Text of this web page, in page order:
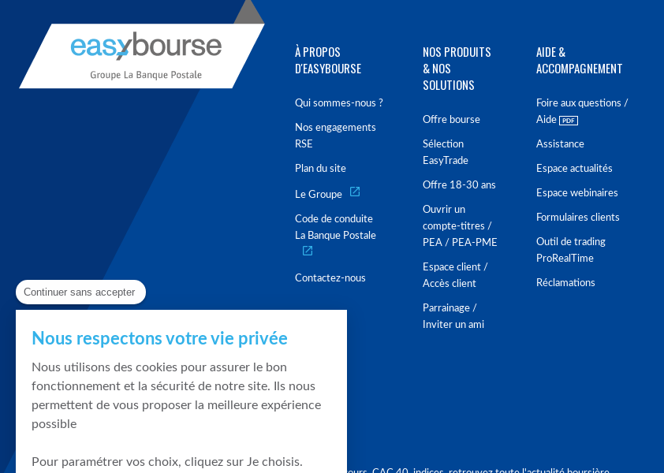
À PROPOS
D'EASYBOURSE
Qui sommes-nous ?
Nos engagements
RSE
Plan du site
Le Groupe
Code de conduite
La Banque Postale
Contactez-nous
NOS PRODUITS
& NOS
SOLUTIONS
Offre bourse
Sélection
EasyTrade
Offre 18-30 ans
Ouvrir un
compte-titres /
PEA / PEA-PME
Espace client /
Accès client
Parrainage /
Inviter un ami
AIDE &
ACCOMPAGNEMENT
Foire aux questions /
Aide
Assistance
Espace actualités
Espace webinaires
Formulaires clients
Outil de trading
ProRealTime
Réclamations
Continuer sans accepter
Nous respectons votre vie privée
Nous utilisons des cookies pour assurer le bon
fonctionnement et la sécurité de notre site. Ils nous
permettent de vous proposer la meilleure expérience
possible
Pour paramétrer vos choix, cliquez sur Je choisis.